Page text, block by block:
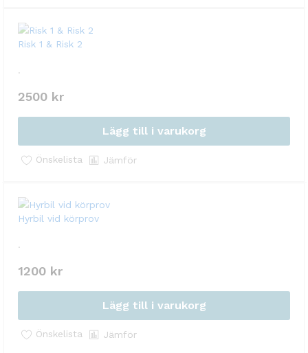
‏Risk 1 & Risk 2
.
2500 kr
Lägg till i varukorg
Önskelista Jämför
Hyrbil vid körprov
.
1200 kr
Lägg till i varukorg
Önskelista Jämför